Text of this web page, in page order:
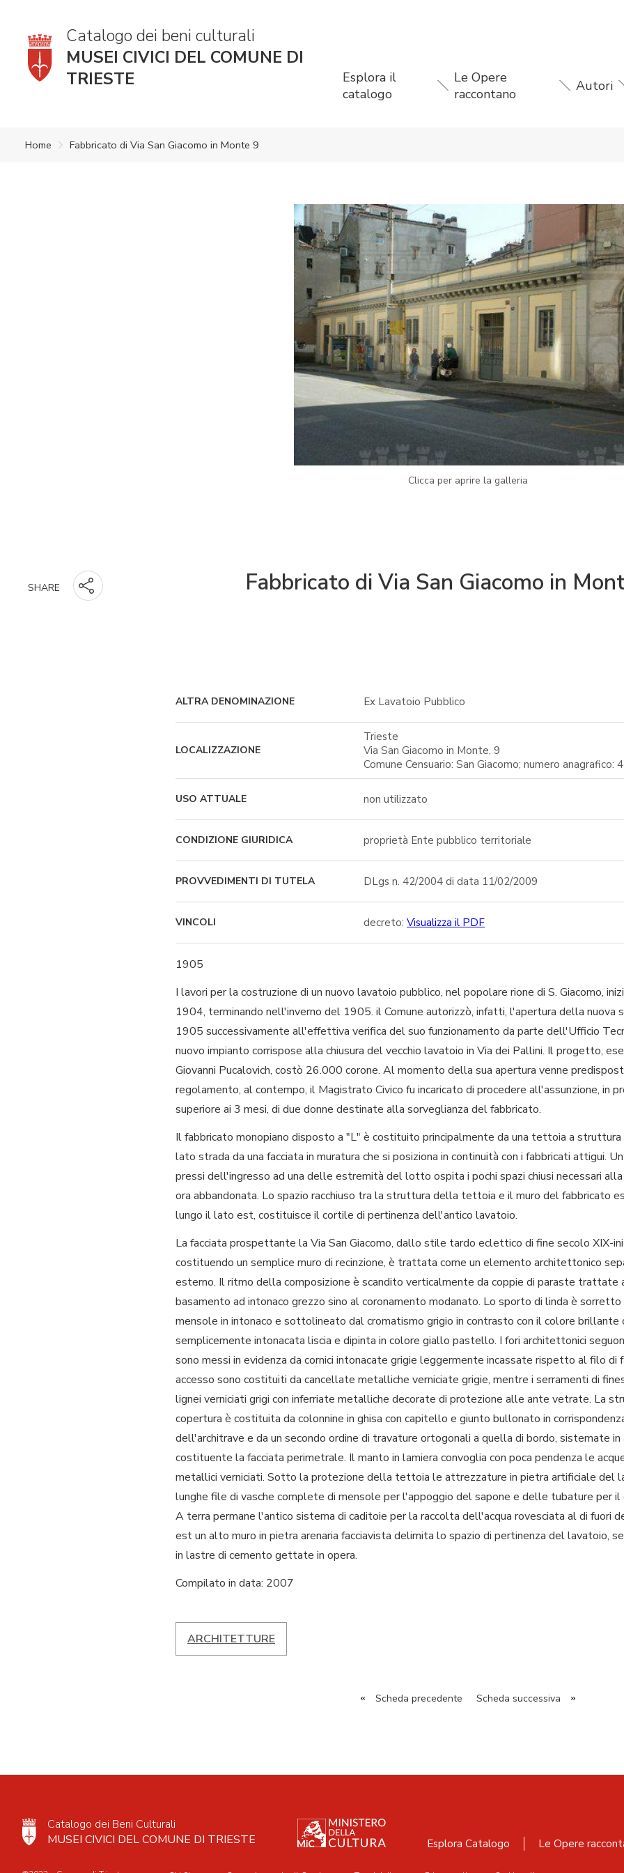
Catalogo dei beni culturali
MUSEI CIVICI DEL COMUNE DI
TRIESTE
Esplora il
catalogo
Le Opere
raccontano
Autori
Home Fabbricato di Via San Giacomo in Monte 9
Clicca per aprire la galleria
SHARE Fabbricato di Via San Giacomo in
ALTRA DENOMINAZIONE Ex Lavatoio Pubblico
LOCALIZZAZIONE
Trieste
Via San Giacomo in Monte, 9
Comune Censuario: San Giacomo; numero anagrafico:
USO ATTUALE non utilizzato
CONDIZIONE GIURIDICA proprietà Ente pubblico territoriale
PROVVEDIMENTI DI TUTELA DLgs n. 42/2004 di data 11/02/2009
VINCOLI decreto: Visualizza il PDF
1905
I lavori per la costruzione di un nuovo lavatoio pubblico, nel popolare rione di S. Giacomo,
1904, terminando nell'inverno del 1905. il Comune autorizzò, infatti, l'apertura della
1905 successivamente all'effettiva verifica del suo funzionamento da parte dell'Ufficio
nuovo impianto corrispose alla chiusura del vecchio lavatoio in Via dei Pallini. Il progetto,
Giovanni Pucalovich, costò 26.000 corone. Al momento della sua apertura venne
regolamento, al contempo, il Magistrato Civico fu incaricato di procedere all'assunzione, in
superiore ai 3 mesi, di due donne destinate alla sorveglianza del fabbricato.
Il fabbricato monopiano disposto a "L" è costituito principalmente da una tettoia a
lato strada da una facciata in muratura che si posiziona in continuità con i fabbricati attigui.
pressi dell'ingresso ad una delle estremità del lotto ospita i pochi spazi chiusi necessari
ora abbandonata. Lo spazio racchiuso tra la struttura della tettoia e il muro del fabbricato
lungo il lato est, costituisce il cortile di pertinenza dell'antico lavatoio.
La facciata prospettante la Via San Giacomo, dallo stile tardo eclettico di fine secolo XIX-
costituendo un semplice muro di recinzione, è trattata come un elemento architettonico
esterno. Il ritmo della composizione è scandito verticalmente da coppie di paraste trattate
basamento ad intonaco grezzo sino al coronamento modanato. Lo sporto di linda è
mensole in intonaco e sottolineato dal cromatismo grigio in contrasto con il colore brillante
semplicemente intonacata liscia e dipinta in colore giallo pastello. I fori architettonici
sono messi in evidenza da cornici intonacate grigie leggermente incassate rispetto al filo di
accesso sono costituiti da cancellate metalliche verniciate grigie, mentre i serramenti di
lignei verniciati grigi con inferriate metalliche decorate di protezione alle ante vetrate. La
copertura è costituita da colonnine in ghisa con capitello e giunto bullonato in
dell'architrave e da un secondo ordine di travature ortogonali a quella di bordo, sistemate
costituente la facciata perimetrale. Il manto in lamiera convoglia con poca pendenza le
metallici verniciati. Sotto la protezione della tettoia le attrezzature in pietra artificiale del
lunghe file di vasche complete di mensole per l'appoggio del sapone e delle tubature per
A terra permane l'antico sistema di caditoie per la raccolta dell'acqua rovesciata al di fuori
est un alto muro in pietra arenaria facciavista delimita lo spazio di pertinenza del lavatoio,
in lastre di cemento gettate in opera.
Compilato in data: 2007
ARCHITETTURE
« Scheda precedente Scheda successiva »
Catalogo dei Beni Culturali
MUSEI CIVICI DEL COMUNE DI TRIESTE
Esplora Catalogo Le Opere